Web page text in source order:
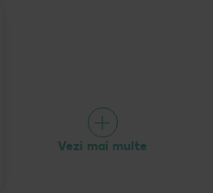
Vezi mai multe